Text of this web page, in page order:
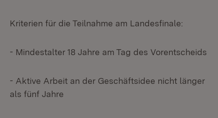
Kriterien für die Teilnahme am Landesfinale:
- Mindestalter 18 Jahre am Tag des Vorentscheids
- Aktive Arbeit an der Geschäftsidee nicht länger
als fünf Jahre